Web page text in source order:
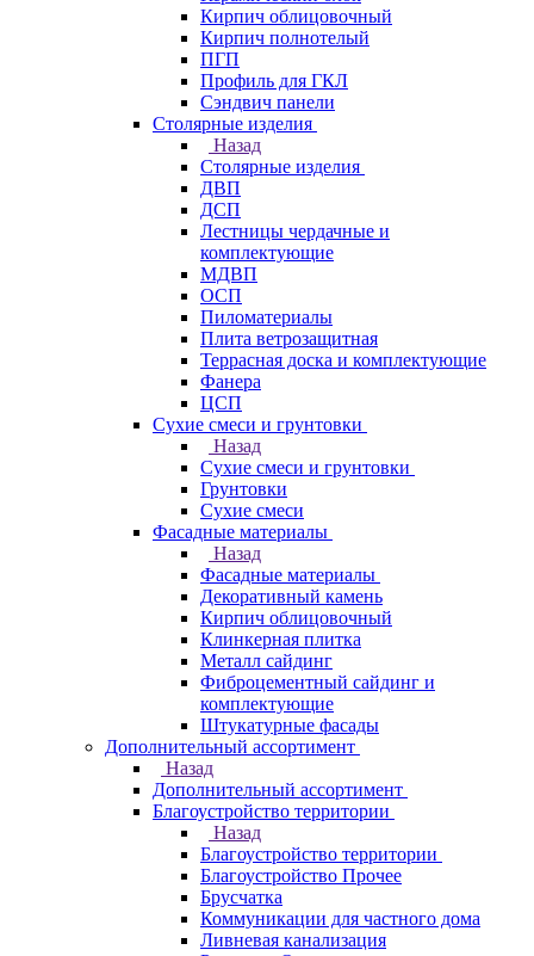
Кирпич облицовочный
Кирпич полнотелый
ПГП
Профиль для ГКЛ
Сэндвич панели
Столярные изделия
Назад
Столярные изделия
ДВП
ДСП
Лестницы чердачные и
комплектующие
МДВП
ОСП
Пиломатериалы
Плита ветрозащитная
Террасная доска и комплектующие
Фанера
ЦСП
Сухие смеси и грунтовки
Назад
Сухие смеси и грунтовки
Грунтовки
Сухие смеси
Фасадные материалы
Назад
Фасадные материалы
Декоративный камень
Кирпич облицовочный
Клинкерная плитка
Металл сайдинг
Фиброцементный сайдинг и
комплектующие
Штукатурные фасады
Дополнительный ассортимент
Назад
Дополнительный ассортимент
Благоустройство территории
Назад
Благоустройство территории
Благоустройство Прочее
Брусчатка
Коммуникации для частного дома
Ливневая канализация